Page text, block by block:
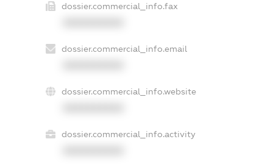
dossier.commercial_info.fax
dossier.commercial_info.email
dossier.commercial_info.website
dossier.commercial_info.activity